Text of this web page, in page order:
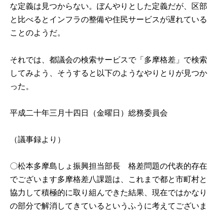
な定義は見つからない。ぼんやりとした定義だが、区部
と比べるとインフラの整備や住民サービスが遅れている
ことのようだ。
それでは、都議会の検索サービスで「多摩格差」で検索
してみよう、そうすると以下のようなやりとりが見つか
った。
平成二十年三月十四日（金曜日）総務委員会
（議事録より）
〇松本多摩島しょ振興担当部長 格差問題の代表的存在
でございます多摩格差八課題は、これまで都と市町村と
協力して積極的に取り組んできた結果、現在ではかなり
の部分で解消してきているというふうに考えてございま